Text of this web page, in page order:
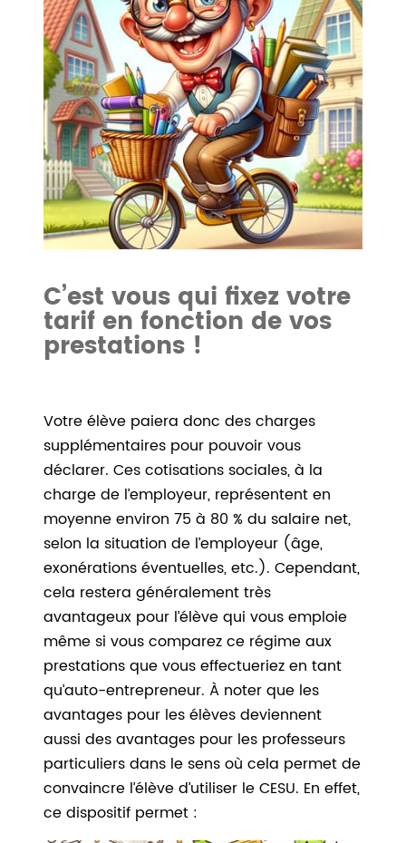
C’est vous qui fixez votre
tarif en fonction de vos
prestations !
Votre élève paiera donc des charges
supplémentaires pour pouvoir vous
déclarer. Ces cotisations sociales, à la
charge de l’employeur, représentent en
moyenne environ 75 à 80 % du salaire net,
selon la situation de l’employeur (âge,
exonérations éventuelles, etc.). Cependant,
cela restera généralement très
avantageux pour l’élève qui vous emploie
même si vous comparez ce régime aux
prestations que vous effectueriez en tant
qu’auto-entrepreneur. À noter que les
avantages pour les élèves deviennent
aussi des avantages pour les professeurs
particuliers dans le sens où cela permet de
convaincre l’élève d’utiliser le CESU. En effet,
ce dispositif permet :